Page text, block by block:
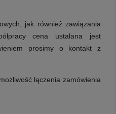
jak również zawiązania
cena ustalana jest
prosimy o kontakt z
łączenia zamówienia